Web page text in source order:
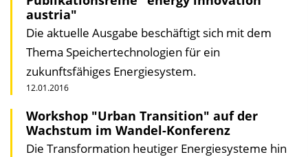
austria"
Die aktuelle Ausgabe beschäftigt sich mit dem
Thema Speichertechnologien für ein
zukunftsfähiges Energiesystem.
12.01.2016
Workshop "Urban Transition" auf der
Wachstum im Wandel-Konferenz
Die Transformation heutiger Energiesysteme hin